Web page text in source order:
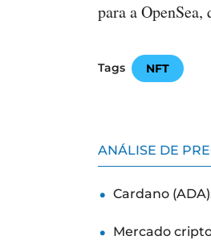
para a
Tags NFT
ANÁLISE DE
Cardano
Mercado